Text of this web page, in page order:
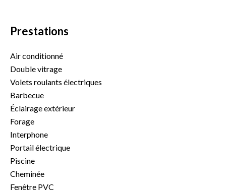
Prestations
Air conditionné
Double vitrage
Volets roulants électriques
Barbecue
Éclairage extérieur
Forage
Interphone
Portail électrique
Piscine
Cheminée
Fenêtre PVC